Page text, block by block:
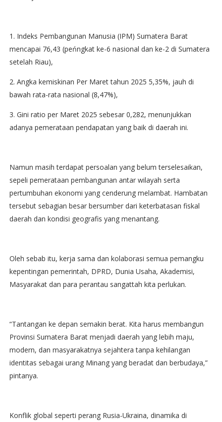
1. Indeks Pembangunan Manusia (IPM) Sumatera Barat
mencapai 76,43 (peńngkat ke-6 nasional dan ke-2 di Sumatera
setelah Riau),
2. Angka kemiskinan Per Maret tahun 2025 5,35%, jauh di
bawah rata-rata nasional (8,47%),
3. Gini ratio per Maret 2025 sebesar 0,282, menunjukkan
adanya pemerataan pendapatan yang baik di daerah ini.
Namun masih terdapat persoalan yang belum terselesaikan,
sepeli pemerataan pembangunan antar wilayah serta
pertumbuhan ekonomi yang cenderung melambat. Hambatan
tersebut sebagian besar bersumber dari keterbatasan fiskal
daerah dan kondisi geografis yang menantang.
Oleh sebab itu, kerja sama dan kolaborasi semua pemangku
kepentingan pemerintah, DPRD, Dunia Usaha, Akademisi,
Masyarakat dan para perantau sangattah kita perlukan.
“Tantangan ke depan semakin berat. Kita harus membangun
Provinsi Sumatera Barat menjadi daerah yang lebih maju,
modern, dan masyarakatnya sejahtera tanpa kehilangan
identitas sebagai urang Minang yang beradat dan berbudaya,”
pintanya.
Konflik global seperti perang Rusia-Ukraina, dinamika di